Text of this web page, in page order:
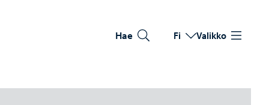
Hae Vaihda kieltä
Nykyinen kieli: Suomi
Fi Valikko